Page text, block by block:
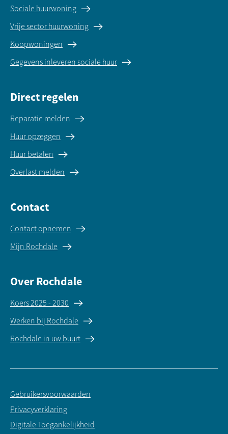
Sociale huurwoning
Vrije sector huurwoning
Koopwoningen
Gegevens inleveren sociale huur
Direct regelen
Reparatie melden
Huur opzeggen
Huur betalen
Overlast melden
Contact
Contact opnemen
Mijn Rochdale
Over Rochdale
Koers 2025 - 2030
Werken bij Rochdale
Rochdale in uw buurt
Gebruikersvoorwaarden
Privacyverklaring
Digitale Toegankelijkheid